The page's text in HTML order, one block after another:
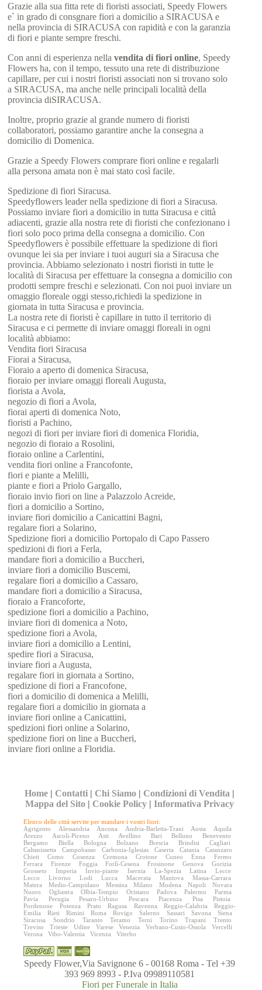
Grazie alla sua fitta rete di fioristi associati, Speedy Flowers
e` in grado di consgnare fiori a domicilio a SIRACUSA e
nella provincia di SIRACUSA con rapidità e con la garanzia
di fiori e piante sempre freschi.
Con anni di esperienza nellavendita di fiori online, Speedy
Flowers ha, con il tempo, tessuto una rete di distribuzione
capillare, per cui i nostri fioristi associati non si trovano solo
a SIRACUSA, ma anche nelle principali località della
provincia diSIRACUSA.
Inoltre, proprio grazie al grande numero di fioristi
collaboratori, possiamo garantire anche la consegna a
domicilio di Domenica.
Grazie a Speedy Flowers comprare fiori online e regalarli
alla persona amata non è mai stato così facile.
Spedizione di fiori Siracusa.
Speedyflowers leader nella spedizione di fiori a Siracusa.
Possiamo inviare fiori a domicilio in tutta Siracusa e città
adiacenti, grazie alla nostra rete di fioristi che confezionano i
fiori solo poco prima della consegna a domicilio. Con
Speedyflowers è possibile effettuare la spedizione di fiori
ovunque lei sia per inviare i tuoi auguri sia a Siracusa che
provincia. Abbiamo selezionato i nostri fioristi in tutte le
località di Siracusa per effettuare la consegna a domicilio con
prodotti sempre freschi e selezionati. Con noi puoi inviare un
omaggio floreale oggi stesso,richiedi la spedizione in
giornata in tutta Siracusa e provincia.
La nostra rete di fioristi è capillare in tutto il territorio di
Siracusa e ci permette di inviare omaggi floreali in ogni
località abbiamo:
Vendita fiori Siracusa
Fiorai a Siracusa,
Fioraio a aperto di domenica Siracusa,
fioraio per inviare omaggi floreali Augusta,
fiorista a Avola,
negozio di fiori a Avola,
fiorai aperti di domenica Noto,
fioristi a Pachino,
negozi di fiori per inviare fiori di domenica Floridia,
negozio di fioraio a Rosolini,
fioraio online a Carlentini,
vendita fiori online a Francofonte,
fiori e piante a Melilli,
piante e fiori a Priolo Gargallo,
fioraio invio fiori on line a Palazzolo Acreide,
fiori a domicilio a Sortino,
inviare fiori domicilio a Canicattini Bagni,
regalare fiori a Solarino,
Spedizione fiori a domicilio Portopalo di Capo Passero
spedizioni di fiori a Ferla,
mandare fiori a domicilio a Buccheri,
inviare fiori a domicilio Buscemi,
regalare fiori a domicilio a Cassaro,
mandare fiori a domicilio a Siracusa,
fioraio a Francoforte,
spedizione fiori a domicilio a Pachino,
inviare fiori di domenica a Noto,
spedizione fiori a Avola,
inviare fiori a domicilio a Lentini,
spedire fiori a Siracusa,
inviare fiori a Augusta,
regalare fiori in giornata a Sortino,
spedizione di fiori a Francofone,
fiori a domicilio di domenica a Melilli,
regalare fiori a domicilio in giornata a
inviare fiori online a Canicattini,
spedizioni fiori online a Solarino,
spedizione fiori on line a Buccheri,
inviare fiori online a Floridia.
Home | Contatti | Chi Siamo | Condizioni di Vendita |
Mappa del Sito | Cookie Policy |Informativa Privacy
Elenco delle città servite per mandare i vostri fiori:
Agrigento
Alessandria Ancona Andria-Barletta-Trani Aosta
Aquila
Arezzo
Ascoli-Piceno Asti Avellino Bari Belluno
Benevento
Bergamo
Biella Bologna Bolzano Brescia Brindisi
Cagliari
Caltanissetta
Campobasso Carbonia-Iglesias Caserta Catania
Catanzaro
Chieti
Como Cosenza Cremona Crotone Cuneo Enna
Fermo
Ferrara
Firenze Foggia Forlì-Cesena Frosinone Genova
Gorizia
Grosseto
Imperia Invio-piante Isernia La-Spezia Latina
Lecce
Lecco
Livorno Lodi Lucca Macerata Mantova
Massa-Carrara
Matera
Medio-Campidano Messina Milano Modena Napoli
Novara
Nuoro
Ogliastra Olbia-Tempio Oristano Padova Palermo
Parma
Pavia
Perugia Pesaro-Urbino Pescara Piacenza Pisa
Pistoia
Pordenone
Potenza Prato Ragusa Ravenna Reggio-Calabria
Reggio-
Emilia
Rieti Rimini Roma Rovigo Salerno Sassari Savona
Siena
Siracusa
Sondrio Taranto Teramo Terni Torino Trapani
Trento
Treviso
Trieste Udine Varese Venezia Verbano-Cusio-Ossola
Vercelli
Verona
Vibo-Valentia Vicenza Viterbo
Speedy Flower,Via Savignone 6 - 00168 Roma - Tel +39
393 969 8993 - P.Iva 09989110581
Fiori per Funerale in Italia